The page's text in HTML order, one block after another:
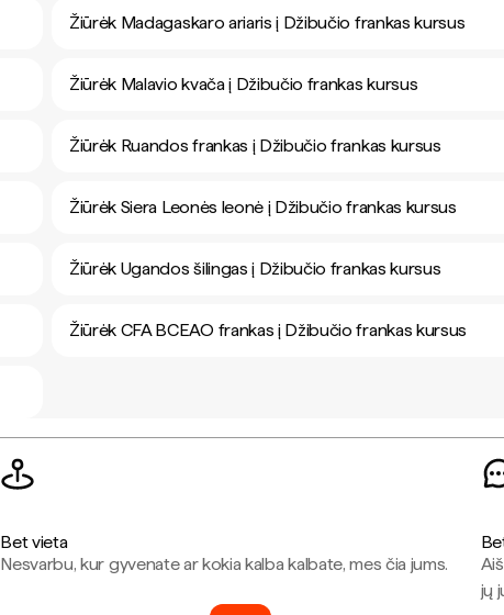
Žiūrėk Madagaskaro ariaris į Džibučio frankas kursus
Žiūrėk Malavio kvača į Džibučio frankas kursus
Žiūrėk Ruandos frankas į Džibučio frankas kursus
Žiūrėk Siera Leonės leonė į Džibučio frankas kursus
Žiūrėk Ugandos šilingas į Džibučio frankas kursus
Žiūrėk CFA BCEAO frankas į Džibučio frankas kursus
Bet vieta
Nesvarbu, kur gyvenate ar kokia kalba kalbate, mes čia jums.
jų